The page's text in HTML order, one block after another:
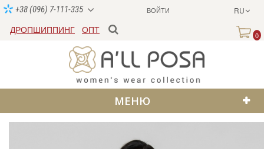
ВОЙТИ RU
+38 (096) 7-111-335
ДРОПШИППИНГ ОПТ
0
МЕНЮ